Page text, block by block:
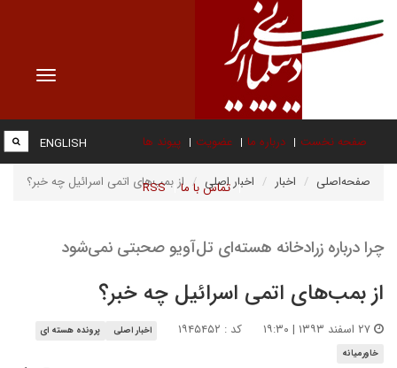
Toggle
صفحه نخست درباره ما عضویت پیوند ها
تماس با ما RSS
ENGLISH
صفحه‌اصلی اخبار اخبار اصلی از بمب‌های اتمی اسرائیل چه خبر؟
چرا درباره زرادخانه هسته‌ای تل‌آویو صحبتی نمی‌شود
از بمب‌های اتمی اسرائیل چه خبر؟
کد : ۱۹۴۵۴۵۲ اخبار اصلی
پرونده هسته ای
خاورمیانه